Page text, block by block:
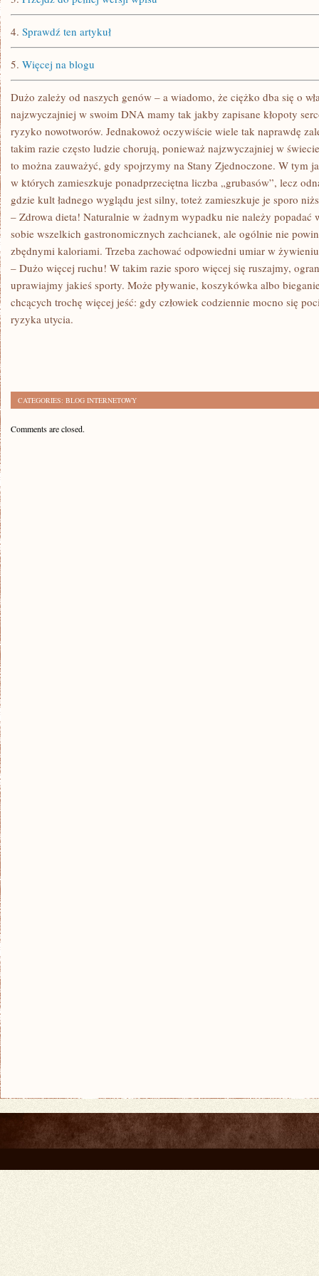
4. Sprawdź ten artykuł
5. Więcej na blogu
Dużo zależy od naszych genów – a wiadomo, że ciężko dba się o
najzwyczajniej w swoim DNA mamy tak jakby zapisane kłopoty
ryzyko nowotworów. Jednakowoż oczywiście wiele tak naprawdę
takim razie często ludzie chorują, ponieważ najzwyczajniej w
to można zauważyć, gdy spojrzymy na Stany Zjednoczone. W tym
w których zamieszkuje ponadprzeciętna liczba „grubasów”, lecz
gdzie kult ładnego wyglądu jest silny, toteż zamieszkuje je sporo
– Zdrowa dieta! Naturalnie w żadnym wypadku nie należy popadać
sobie wszelkich gastronomicznych zachcianek, ale ogólnie nie
zbędnymi kaloriami. Trzeba zachować odpowiedni umiar w
– Dużo więcej ruchu! W takim razie sporo więcej się ruszajmy,
uprawiajmy jakieś sporty. Może pływanie, koszykówka albo
chcących trochę więcej jeść: gdy człowiek codziennie mocno się
ryzyka utycia.
CATEGORIES: BLOG INTERNETOWY
Comments are closed.